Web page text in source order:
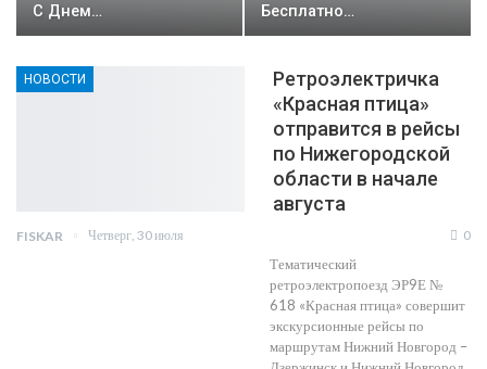
С Днем…
Бесплатно…
НОВОСТИ
Ретроэлектричка
«Красная птица»
отправится в рейсы
по Нижегородской
области в начале
августа
FISKAR Четверг, 30 июля 0
Тематический
ретроэлектропоезд ЭР9Е №
618 «Красная птица» совершит
экскурсионные рейсы по
маршрутам Нижний Новгород –